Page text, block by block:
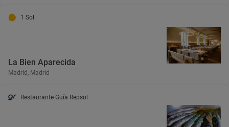
1 Sol
La Bien Aparecida
Madrid, Madrid
Restaurante Guía Repsol